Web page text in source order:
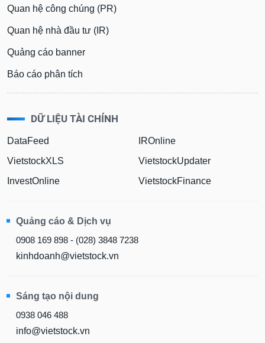
Quan hệ công chúng (PR)
Quan hệ nhà đầu tư (IR)
Quảng cáo banner
Báo cáo phân tích
DỮ LIỆU TÀI CHÍNH
DataFeed
VietstockXLS
InvestOnline
IROnline
VietstockUpdater
VietstockFinance
Quảng cáo & Dịch vụ
0908 169 898 - (028) 3848 7238
kinhdoanh@vietstock.vn
Sáng tạo nội dung
0938 046 488
info@vietstock.vn